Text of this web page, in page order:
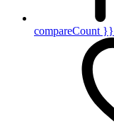
compareCount }}